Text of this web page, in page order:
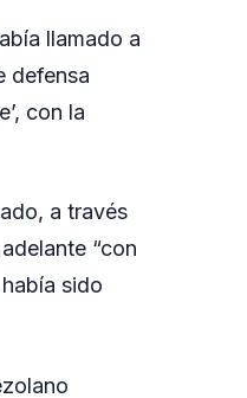
llamado a
defensa
con la
a través
“con
sido